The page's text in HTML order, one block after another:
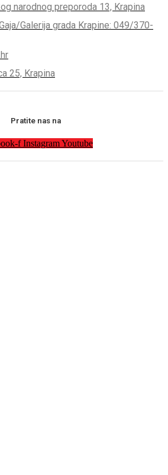
narodnog preporoda 13, Krapina
Galerija grada Krapine: 049/370-
25, Krapina
Pratite nas na
f InstagramYoutube